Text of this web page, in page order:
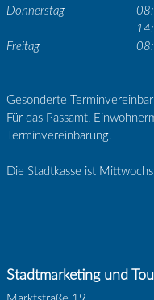
Donnerstag
Freitag
Gesonderte
Für das Passamt,
Terminvereinbarung.
Die Stadtkasse ist
Stadtmarketing und